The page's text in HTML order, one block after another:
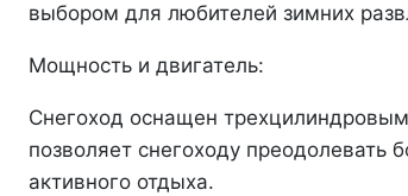
выбором для любителей зимних
Мощность и двигатель:
Снегоход оснащен
позволяет снегоходу
активного отдыха.